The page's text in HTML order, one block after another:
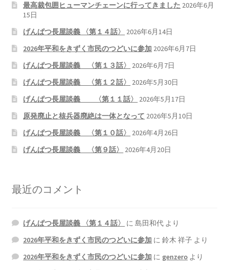
最高裁包囲ヒューマンチェーンに行ってきました 2026年6月
15日
げんぱつ長屋談義 〈第１４話〉
2026年6月14日
2026年平和をきずく市民のつどいに参加 2026年6月7日
げんぱつ長屋談義 〈第１３話〉
2026年6月7日
げんぱつ長屋談義 〈第１２話〉
2026年5月30日
げんぱつ長屋談義 〈第１１話〉
2026年5月17日
原発廃止と核兵器廃絶は一体となって 2026年5月10日
げんぱつ長屋談義 〈第１０話〉
2026年4月26日
げんぱつ長屋談義 〈第９話〉
2026年4月20日
最近のコメント
げんぱつ長屋談義 〈第１４話〉 に島田和代 より
2026年平和をきずく市民のつどいに参加 に鈴木 祥子 より
2026年平和をきずく市民のつどいに参加 に genzero より